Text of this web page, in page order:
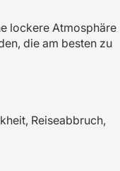
lockere Atmosphäre
die am besten zu
Reiseabbruch,